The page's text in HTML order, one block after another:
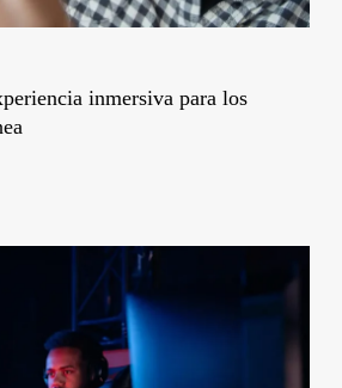
inmersiva para los